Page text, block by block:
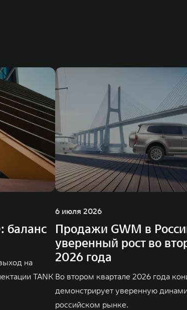
баланс
на
TANK
6 июля 2026
Продажи GWM в
уверенный рост во
2026 года
Во втором квартале 2026 года
демонстрирует уверенную
российском рынке.